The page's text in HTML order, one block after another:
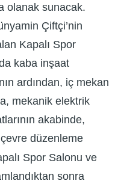
olanak sunacak.
Çiftçi’nin
Kapalı Spor
kaba inşaat
ardından, iç mekan
mekanik elektrik
akabinde,
düzenleme
Spor Salonu ve
sonra